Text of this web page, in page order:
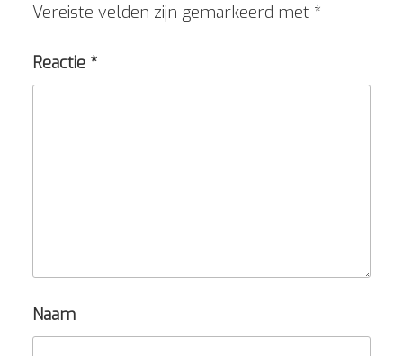
Vereiste velden zijn gemarkeerd met *
Reactie *
Naam